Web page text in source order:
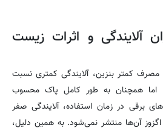
آلایندگی و اثرات زیست
کمتر بنزین، آلایندگی کمتری نسبت
اما همچنان به طور کامل پاک محسوب
برقی در زمان استفاده، آلایندگی صفر
اگزوز آن‌ها منتشر نمی‌شود. به همین دلیل،